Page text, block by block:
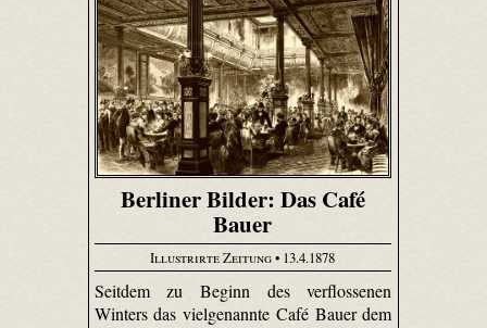
Berliner Bilder: Das Café
Bauer
Illustrirte Zeitung• 13.4.1878
Seitdem zu Beginn des verflossenen
Winters das vielgenannte Café Bauer dem